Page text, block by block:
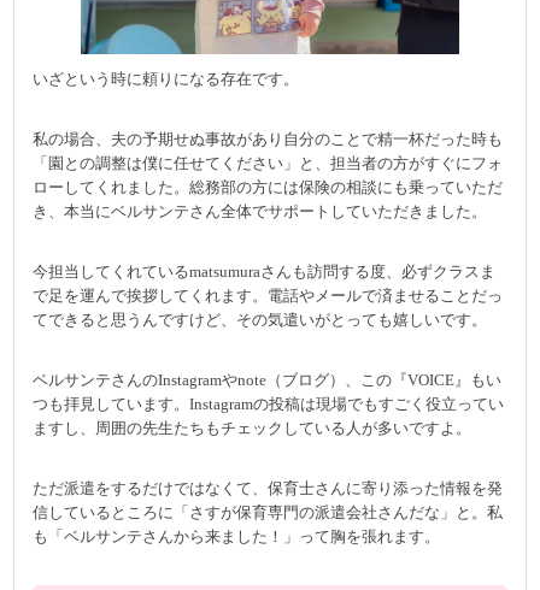
いざという時に頼りになる存在です。
私の場合、夫の予期せぬ事故があり自分のことで精一杯だった時も
「園との調整は僕に任せてください」と、担当者の方がすぐにフォ
ローしてくれました。総務部の方には保険の相談にも乗っていただ
き、本当にベルサンテさん全体でサポートしていただきました。
今担当してくれているmatsumuraさんも訪問する度、必ずクラスま
で足を運んで挨拶してくれます。電話やメールで済ませることだっ
てできると思うんですけど、その気遣いがとっても嬉しいです。
ベルサンテさんのInstagramやnote（ブログ）、この『VOICE』もい
つも拝見しています。Instagramの投稿は現場でもすごく役立ってい
ますし、周囲の先生たちもチェックしている人が多いですよ。
ただ派遣をするだけではなくて、保育士さんに寄り添った情報を発
信しているところに「さすが保育専門の派遣会社さんだな」と。私
も「ベルサンテさんから来ました！」って胸を張れます。